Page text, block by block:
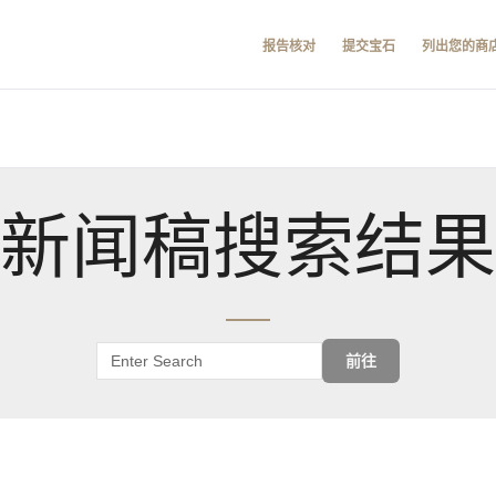
报告核对 提交宝石 列出您的商
新闻稿搜索结果
前往